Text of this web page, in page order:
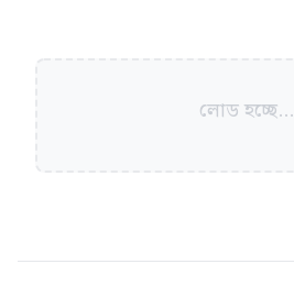
লোড হচ্ছে...